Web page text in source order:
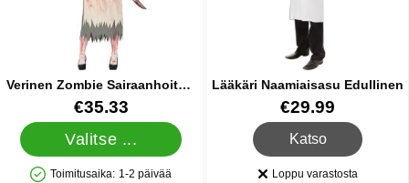
Verinen Zombie Sairaanhoitaja
Naamiaisasu
Tuote.nro 84551
€35.33
Valitse ...
Toimitusaika: 1-2 päivää
Lääkäri Naamiaisasu Edullinen
Tuote.nro 6432€29.99
Katso
, Lääkäri Naamiaisasu
Loppu varastosta